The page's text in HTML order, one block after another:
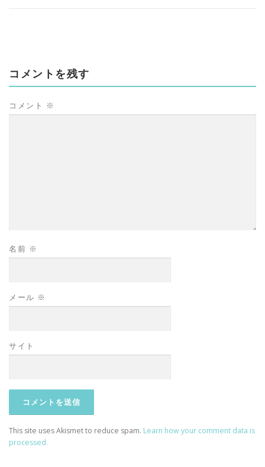
コメントを残す
コメント ※
名前 ※
メール ※
サイト
This site uses Akismet to reduce spam. Learn how your comment data is
processed.